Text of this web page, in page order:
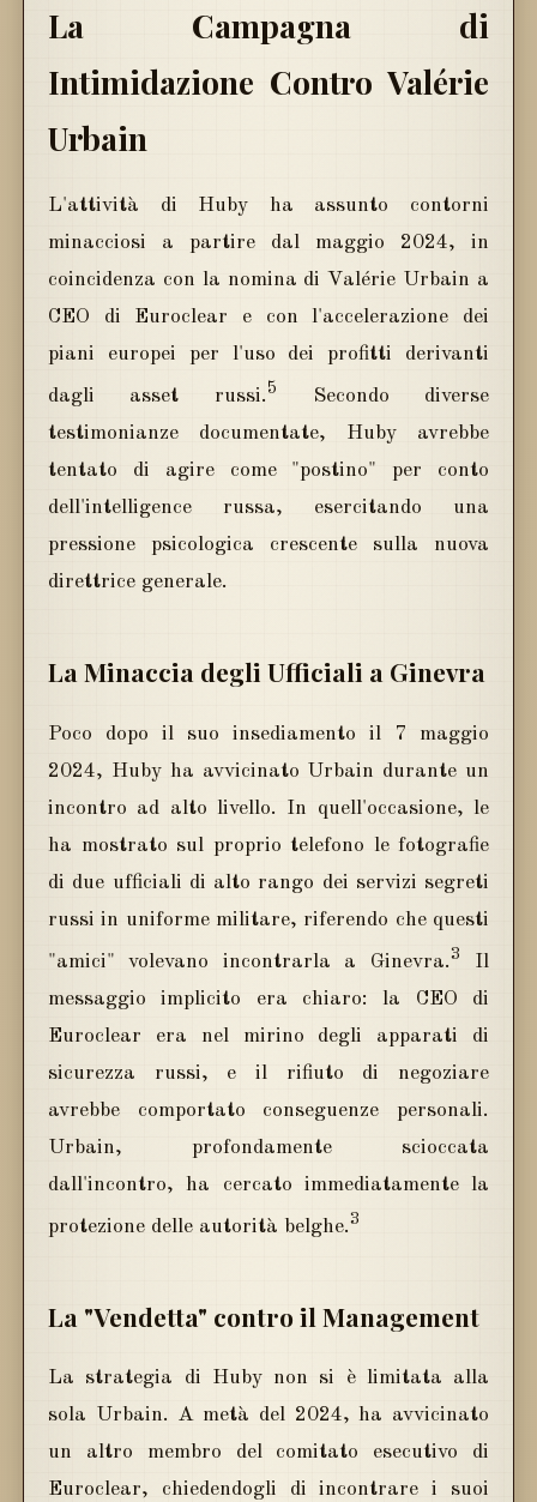
La Campagna di
Intimidazione Contro Valérie
Urbain
L'attività di Huby ha assunto contorni
minacciosi a partire dal maggio 2024, in
coincidenza con la nomina di Valérie Urbain a
CEO di Euroclear e con l'accelerazione dei
piani europei per l'uso dei profitti derivanti
dagli asset russi. 5
Secondo diverse
testimonianze documentate, Huby avrebbe
tentato di agire come "postino" per conto
dell'intelligence russa, esercitando una
pressione psicologica crescente sulla nuova
direttrice generale.
La Minaccia degli Ufficiali a Ginevra
Poco dopo il suo insediamento il 7 maggio
2024, Huby ha avvicinato Urbain durante un
incontro ad alto livello. In quell'occasione, le
ha mostrato sul proprio telefono le fotografie
di due ufficiali di alto rango dei servizi segreti
russi in uniforme militare, riferendo che questi
"amici" volevano incontrarla a Ginevra.3
Il
messaggio implicito era chiaro: la CEO di
Euroclear era nel mirino degli apparati di
sicurezza russi, e il rifiuto di negoziare
avrebbe comportato conseguenze personali.
Urbain, profondamente scioccata
dall'incontro, ha cercato immediatamente la
protezione delle autorità belghe.3
La "Vendetta" contro il Management
La strategia di Huby non si è limitata alla
sola Urbain. A metà del 2024, ha avvicinato
un altro membro del comitato esecutivo di
Euroclear, chiedendogli di incontrare i suoi